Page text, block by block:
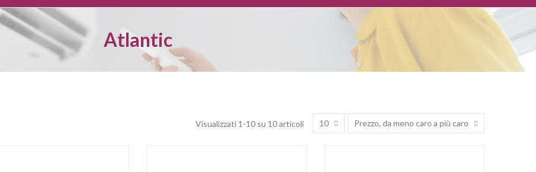
Atlantic
Visualizzati 1-10 su 10 articoli 10 Prezzo, da meno caro a più caro